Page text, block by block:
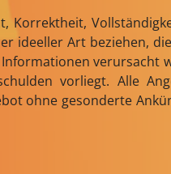
ideeller Art beziehen,
verursacht
vorliegt. Alle
ohne gesonderte